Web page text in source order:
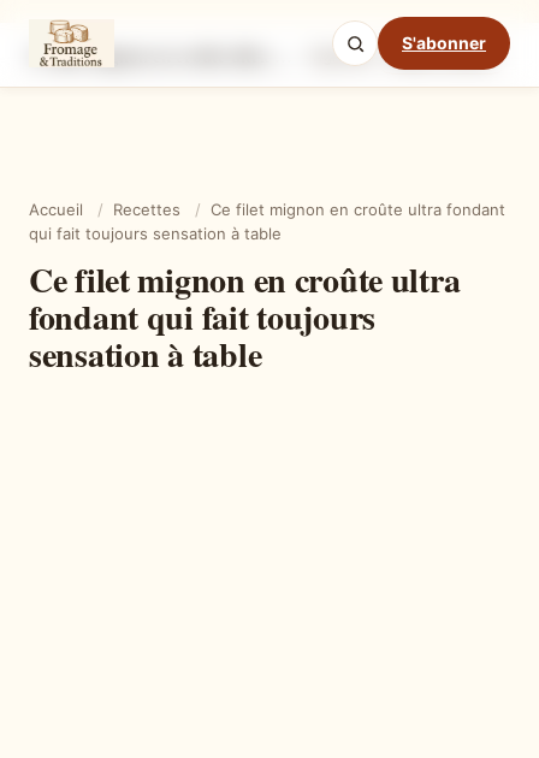
S'abonner
Ingrédients Étapes
Mode cuisine
Accueil / Recettes / Ce filet mignon en croûte ultra fondant
qui fait toujours sensation à table
Ce filet mignon en croûte ultra
fondant qui fait toujours
sensation à table